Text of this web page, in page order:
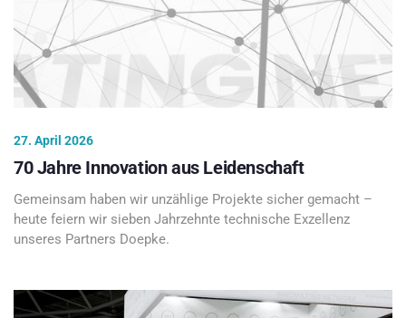
27. April 2026
70 Jahre Innovation aus Leidenschaft
Gemeinsam haben wir unzählige Projekte sicher gemacht –
heute feiern wir sieben Jahrzehnte technische Exzellenz
unseres Partners Doepke.